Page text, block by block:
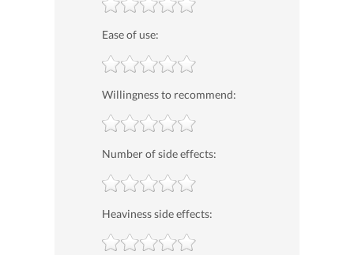
Ease of use:
Willingness to recommend:
Number of side effects:
Heaviness side effects: